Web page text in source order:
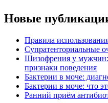
Новые
Правила
Супратенториальные
Шизофрения у
признаки поведения
Бактерии в моче:
Бактерии в моче: что
Ранний приём